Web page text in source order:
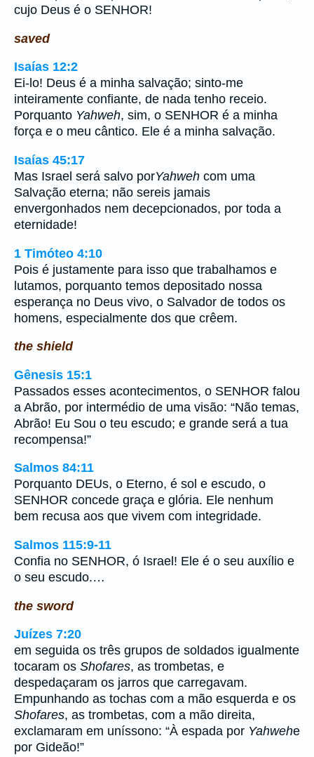
cujo Deus é o SENHOR!
saved
Isaías 12:2
Ei-lo! Deus é a minha salvação; sinto-me
inteiramente confiante, de nada tenho receio.
Porquanto Yahweh, sim, o SENHOR é a minha
força e o meu cântico. Ele é a minha salvação.
Isaías 45:17
Mas Israel será salvo porYahweh com uma
Salvação eterna; não sereis jamais
envergonhados nem decepcionados, por toda a
eternidade!
1 Timóteo 4:10
Pois é justamente para isso que trabalhamos e
lutamos, porquanto temos depositado nossa
esperança no Deus vivo, o Salvador de todos os
homens, especialmente dos que crêem.
the shield
Gênesis 15:1
Passados esses acontecimentos, o SENHOR falou
a Abrão, por intermédio de uma visão: “Não temas,
Abrão! Eu Sou o teu escudo; e grande será a tua
recompensa!”
Salmos 84:11
Porquanto DEUs, o Eterno, é sol e escudo, o
SENHOR concede graça e glória. Ele nenhum
bem recusa aos que vivem com integridade.
Salmos 115:9-11
Confia no SENHOR, ó Israel! Ele é o seu auxílio e
o seu escudo.…
the sword
Juízes 7:20
em seguida os três grupos de soldados igualmente
tocaram os Shofares, as trombetas, e
despedaçaram os jarros que carregavam.
Empunhando as tochas com a mão esquerda e os
Shofares, as trombetas, com a mão direita,
exclamaram em uníssono: “À espada por Yahwehe
por Gideão!”